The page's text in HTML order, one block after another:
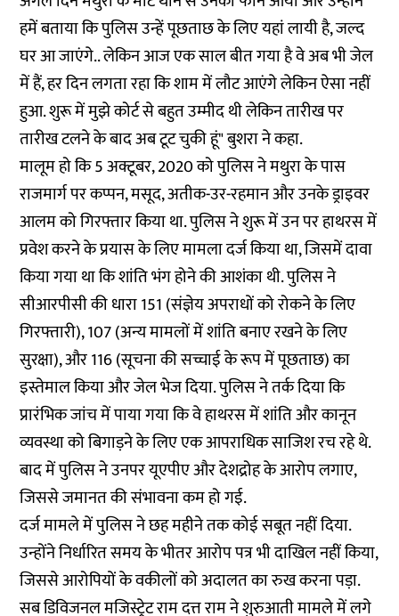
हमें बताया कि पुलिस उन्हें पूछताछ के लिए यहां लायी है, जल्द
घर आ जाएंगे.. लेकिन आज एक साल बीत गया है वे अब भी जेल
में हैं, हर दिन लगता रहा कि शाम में लौट आएंगे लेकिन ऐसा नहीं
हुआ. शुरू में मुझे कोर्ट से बहुत उम्मीद थी लेकिन तारीख पर
तारीख टलने के बाद अब टूट चुकी हूं" बुशरा ने कहा.
मालूम हो कि 5 अक्टूबर, 2020 को पुलिस ने मथुरा के पास
राजमार्ग पर कप्पन, मसूद, अतीक-उर-रहमान और उनके ड्राइवर
आलम को गिरफ्तार किया था. पुलिस ने शुरू में उन पर हाथरस में
प्रवेश करने के प्रयास के लिए मामला दर्ज किया था, जिसमें दावा
किया गया था कि शांति भंग होने की आशंका थी. पुलिस ने
सीआरपीसी की धारा 151 (संज्ञेय अपराधों को रोकने के लिए
गिरफ्तारी), 107 (अन्य मामलों में शांति बनाए रखने के लिए
सुरक्षा), और 116 (सूचना की सच्चाई के रूप में पूछताछ) का
इस्तेमाल किया और जेल भेज दिया. पुलिस ने तर्क दिया कि
प्रारंभिक जांच में पाया गया कि वे हाथरस में शांति और कानून
व्यवस्था को बिगाड़ने के लिए एक आपराधिक साजिश रच रहे थे.
बाद में पुलिस ने उनपर यूएपीए और देशद्रोह के आरोप लगाए,
जिससे जमानत की संभावना कम हो गई.
दर्ज मामले में पुलिस ने छह महीने तक कोई सबूत नहीं दिया.
उन्होंने निर्धारित समय के भीतर आरोप पत्र भी दाखिल नहीं किया,
जिससे आरोपियों के वकीलों को अदालत का रुख करना पड़ा.
सब डिविजनल मजिस्ट्रेट राम दत्त राम ने शुरुआती मामले में लगे